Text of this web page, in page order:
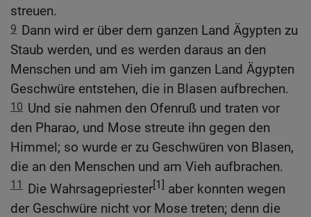
streuen.
9 Dann wird er über dem ganzen Land Ägypten zu
Staub werden, und es werden daraus an den
Menschen und am Vieh im ganzen Land Ägypten
Geschwüre entstehen, die in Blasen aufbrechen.
10 Und sie nahmen den Ofenruß und traten vor
den Pharao, und Mose streute ihn gegen den
Himmel; so wurde er zu Geschwüren von Blasen,
die an den Menschen und am Vieh aufbrachen.
11 Die Wahrsagepriester[1] aber konnten wegen
der Geschwüre nicht vor Mose treten; denn die